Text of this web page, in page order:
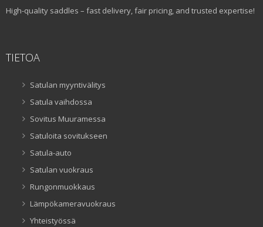
High-quality saddles – fast delivery, fair pricing, and trusted expertise!
TIETOA
Satulan myyntivälitys
Satula vaihdossa
Sovitus Muuramessa
Satuloita sovitukseen
Satula-auto
Satulan vuokraus
Rungonmuokkaus
Lämpökameravuokraus
Yhteistyössä